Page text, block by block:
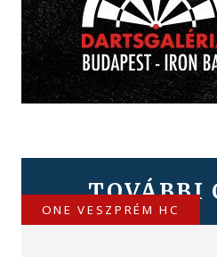
TOVÁBBI
ONE VESZPRÉM HC